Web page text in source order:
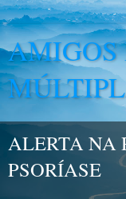
AMIGOS
ALERTA NA
PSORÍASE